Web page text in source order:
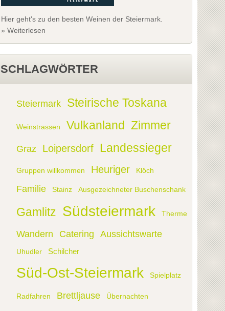
Hier geht's zu den besten Weinen der Steiermark.
» Weiterlesen
SCHLAGWÖRTER
Steiermark Steirische Toskana
Weinstrassen Vulkanland Zimmer
Graz Loipersdorf Landessieger
Gruppen willkommen Heuriger Klöch
Familie Stainz Ausgezeichneter Buschenschank
Gamlitz Südsteiermark Therme
Wandern Catering Aussichtswarte
Uhudler Schilcher
Süd-Ost-Steiermark Spielplatz
Radfahren Brettljause Übernachten